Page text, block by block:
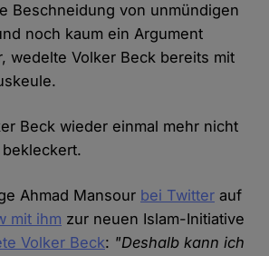
Beschneidung von unmündigen
noch kaum ein Argument
wedelte Volker Beck bereits mit
Beck wieder einmal mehr nicht
Ahmad Mansour bei Twitter auf
mit ihm zur neuen Islam-Initiative
Volker Beck: "Deshalb kann ich